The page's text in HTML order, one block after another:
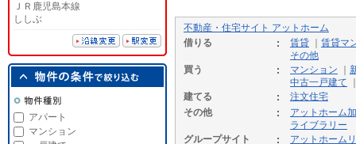
不動産・住宅サイト アットホーム
借りる
賃貸
賃貸マ
その他
買う
マンション
中古一戸建て
建てる
注文住宅
その他
アットホーム
ライブラリー
グループサイト
アットホーム
ＪＲ鹿児島本線
ししぶ
アパート
マンション